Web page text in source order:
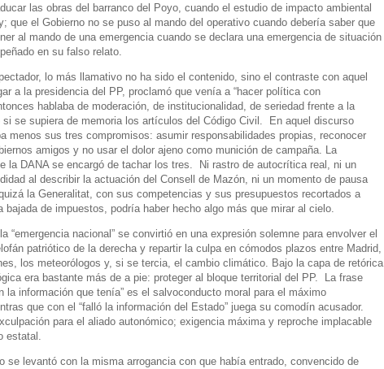
las obras del barranco del Poyo, cuando el estudio de impacto ambiental
que el Gobierno no se puso al mando del operativo cuando debería saber que
al mando de una emergencia cuando se declara una emergencia de situación
en su falso relato.
lo más llamativo no ha sido el contenido, sino el contraste con aquel
a la presidencia del PP, proclamó que venía a “hacer política con
hablaba de moderación, de institucionalidad, de seriedad frente a la
se supiera de memoria los artículos del Código Civil. En aquel discurso
menos sus tres compromisos: asumir responsabilidades propias, reconocer
amigos y no usar el dolor ajeno como munición de campaña. La
la DANA se encargó de tachar los tres. Ni rastro de autocrítica real, ni un
al describir la actuación del Consell de Mazón, ni un momento de pausa
la Generalitat, con sus competencias y sus presupuestos recortados a
bajada de impuestos, podría haber hecho algo más que mirar al cielo.
“emergencia nacional” se convirtió en una expresión solemne para envolver el
patriótico de la derecha y repartir la culpa en cómodos plazos entre Madrid,
los meteorólogos y, si se tercia, el cambio climático. Bajo la capa de retórica
era bastante más de a pie: proteger al bloque territorial del PP. La frase
la información que tenía” es el salvoconducto moral para el máximo
que con el “falló la información del Estado” juega su comodín acusador.
para el aliado autonómico; exigencia máxima y reproche implacable
estatal.
se levantó con la misma arrogancia con que había entrado, convencido de